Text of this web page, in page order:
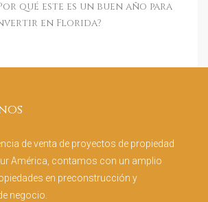
qué este es un buen año para
en Florida?
de venta de proyectos de propiedad
América, contamos con un amplio
en preconstrucción y
negocio.